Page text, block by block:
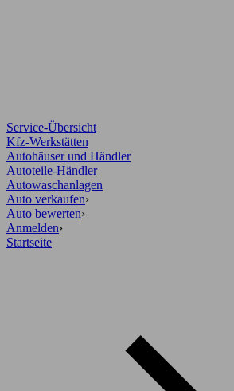
Service-Übersicht
Kfz-Werkstätten
Autohäuser und Händler
Autoteile-Händler
Autowaschanlagen
Auto verkaufen›
Auto bewerten›
Anmelden›
Startseite